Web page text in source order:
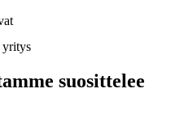
yritys
suosittelee